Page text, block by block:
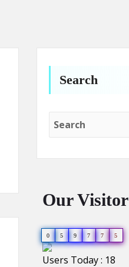
Search
Our Visitor
0 5 9 7 7 5
Users Today : 18